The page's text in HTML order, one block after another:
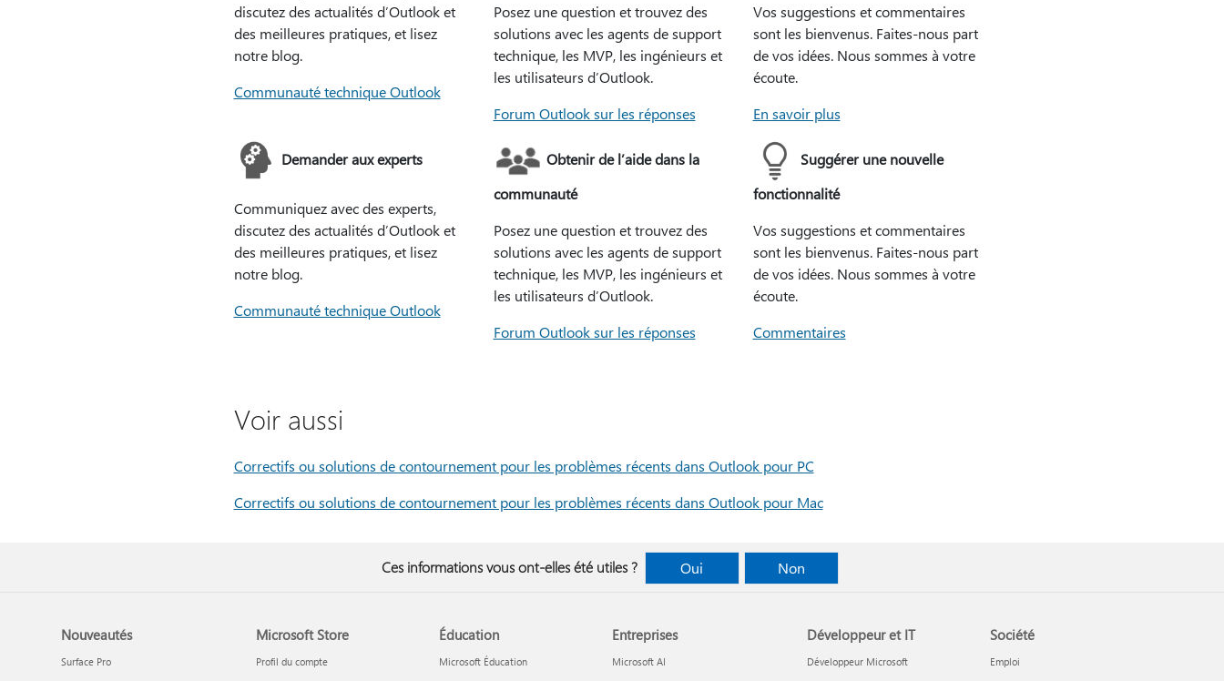
discutez des actualités d’Outlook et
des meilleures pratiques, et lisez
notre blog.
Communauté technique Outlook
Posez une question et trouvez des
solutions avec les agents de support
technique, les MVP, les ingénieurs et
les utilisateurs d’Outlook.
Forum Outlook sur les réponses
Vos suggestions et commentaires
sont les bienvenus. Faites-nous part
de vos idées. Nous sommes à votre
écoute.
En savoir plus
Demander aux experts
Communiquez avec des experts,
discutez des actualités d’Outlook et
des meilleures pratiques, et lisez
notre blog.
Communauté technique Outlook
Obtenir de l’aide dans la
communauté
Posez une question et trouvez des
solutions avec les agents de support
technique, les MVP, les ingénieurs et
les utilisateurs d’Outlook.
Forum Outlook sur les réponses
Suggérer une nouvelle
fonctionnalité
Vos suggestions et commentaires
sont les bienvenus. Faites-nous part
de vos idées. Nous sommes à votre
écoute.
Commentaires
Voir aussi
Correctifs ou solutions de contournement pour les problèmes récents dans Outlook pour PC
Correctifs ou solutions de contournement pour les problèmes récents dans Outlook pour Mac
Ces informations vous ont-elles été utiles ? Oui Non
Nouveautés
Surface Pro
Microsoft Store
Profil du compte
Éducation
Microsoft Éducation
Entreprises
Microsoft AI
Développeur et IT
Développeur Microsoft
Société
Emploi